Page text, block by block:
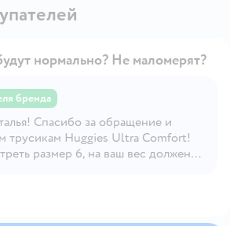
Открыть вопрос
нормально? Не маломерят?
бренда
Спасибо за обращение и
трусикам Huggies Ultra Comfort!
размер 6, на ваш вес должен
на весовые рамки,